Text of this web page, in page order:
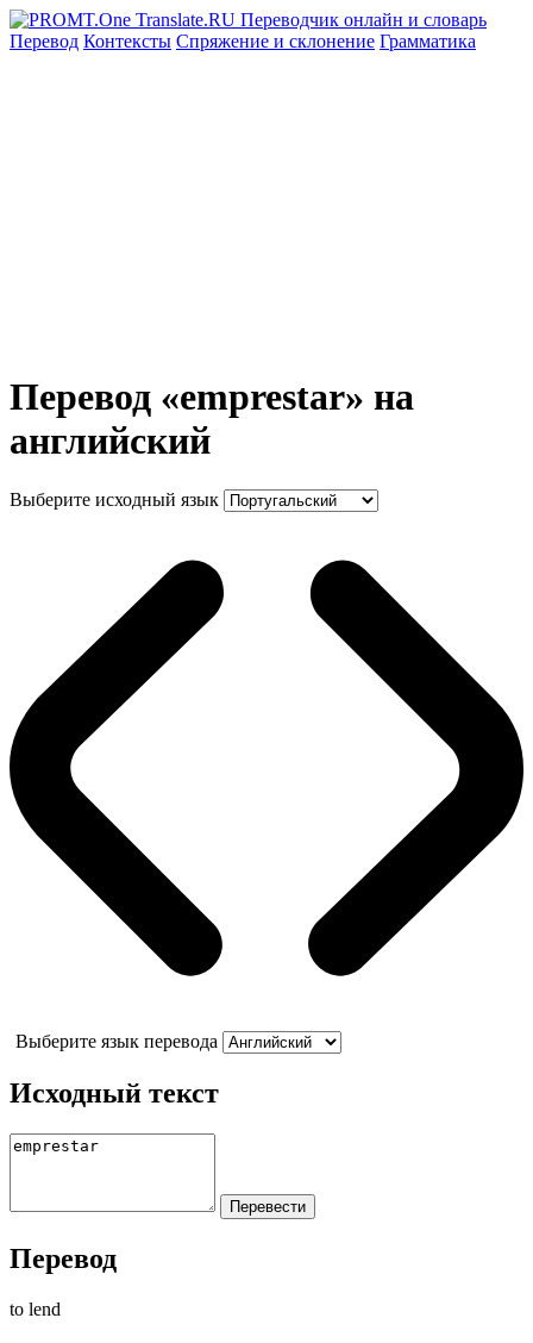
Перевод Контексты Спряжение и склонение Грамматика
Перевод «emprestar» на
английский
Выберите исходный язык
Выберите язык перевода
Исходный текст
Перевод
to lend